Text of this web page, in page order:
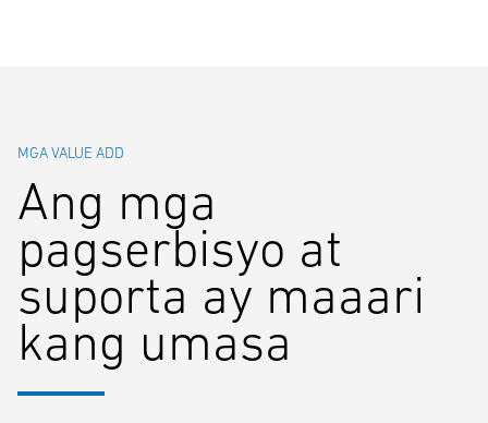
MGA VALUE ADD
Ang mga
pagserbisyo at
suporta ay maaari
kang umasa